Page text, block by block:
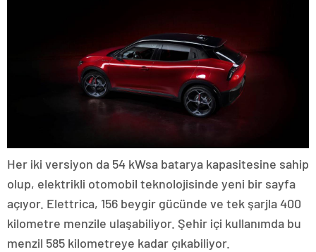
Her iki versiyon da 54 kWsa batarya kapasitesine sahip
olup, elektrikli otomobil teknolojisinde yeni bir sayfa
açıyor. Elettrica, 156 beygir gücünde ve tek şarjla 400
kilometre menzile ulaşabiliyor. Şehir içi kullanımda bu
menzil 585 kilometreye kadar çıkabiliyor.